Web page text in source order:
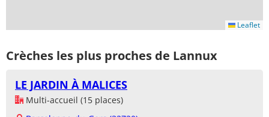
Leaflet
Crèches les plus proches de Lannux
LE JARDIN À MALICES
Multi-accueil (15 places)